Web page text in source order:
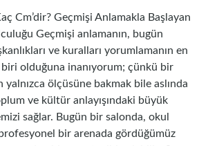
Cm’dir? Geçmişi Anlamakla Başlayan
Geçmişi anlamanın, bugün
ve kuralları yorumlamanın en
olduğuna inanıyorum; çünkü bir
ölçüsüne bakmak bile aslında
ve kültür anlayışındaki büyük
sağlar. Bugün bir salonda, okul
bir arenada gördüğümüz